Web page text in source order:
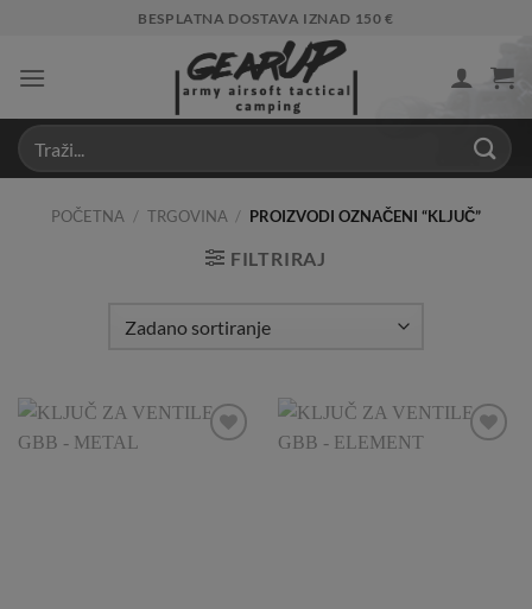
content
BESPLATNA DOSTAVA IZNAD 150 €
POČETNA / TRGOVINA / PROIZVODI OZNAČENI “KLJUČ”
FILTRIRAJ